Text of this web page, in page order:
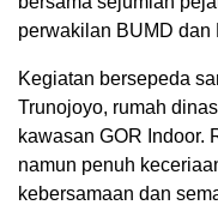
perwakilan BUMD dan
Kegiatan bersepeda
Trunojoyo, rumah
kawasan GOR Indoor.
namun penuh
kebersamaan dan